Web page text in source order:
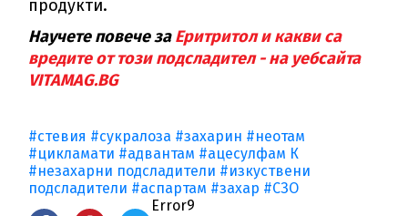
продукти.
Научете повече заЕритритол и какви са
вредите от този подсладител - на уебсайта
VITAMAG.BG
#стевия #сукралоза #захарин #неотам
#цикламати #адвантам #ацесулфам К
#незахарни подсладители #изкуствени
подсладители #аспартам #захар #СЗО
Error9